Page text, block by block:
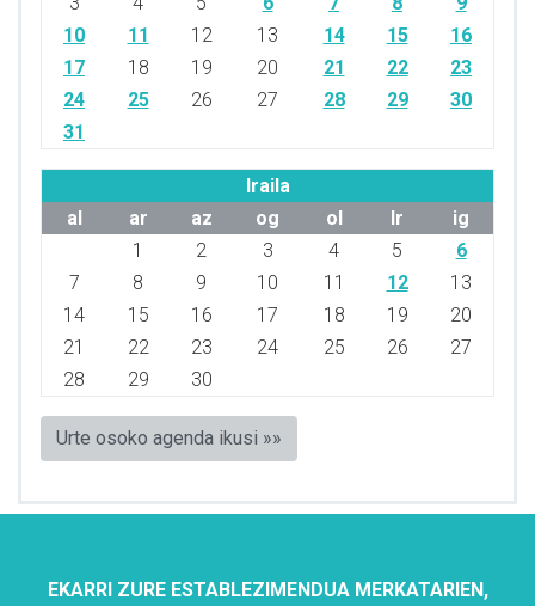
10
11 12 13 14 15
16
17
18 19 20 21 22
23
24
25 26 27 28 29
30
31
Iraila
al
ar az og ol lr
ig
1
2 3 4 5
6
7
8 9 10 11 12
13
14
15 16 17 18 19
20
21
22 23 24 25 26
27
28
29 30
Urte osoko agenda ikusi »»
EKARRI ZURE ESTABLEZIMENDUA MERKATARIEN,